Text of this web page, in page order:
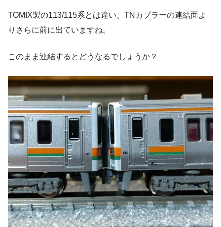
TOMIX製の113/115系とは違い、TNカプラーの連結面よ
りさらに前に出ていますね。
このまま連結するとどうなるでしょうか？